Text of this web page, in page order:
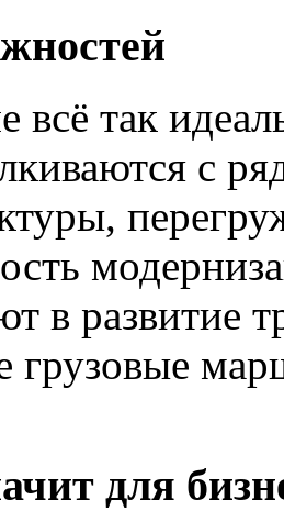
всё так
с
в развитие
грузовые
для